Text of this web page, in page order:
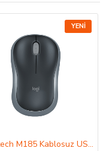
YENI
Logitech M185 Kablosuz USB Mouse Gri/Siyah 910-002235